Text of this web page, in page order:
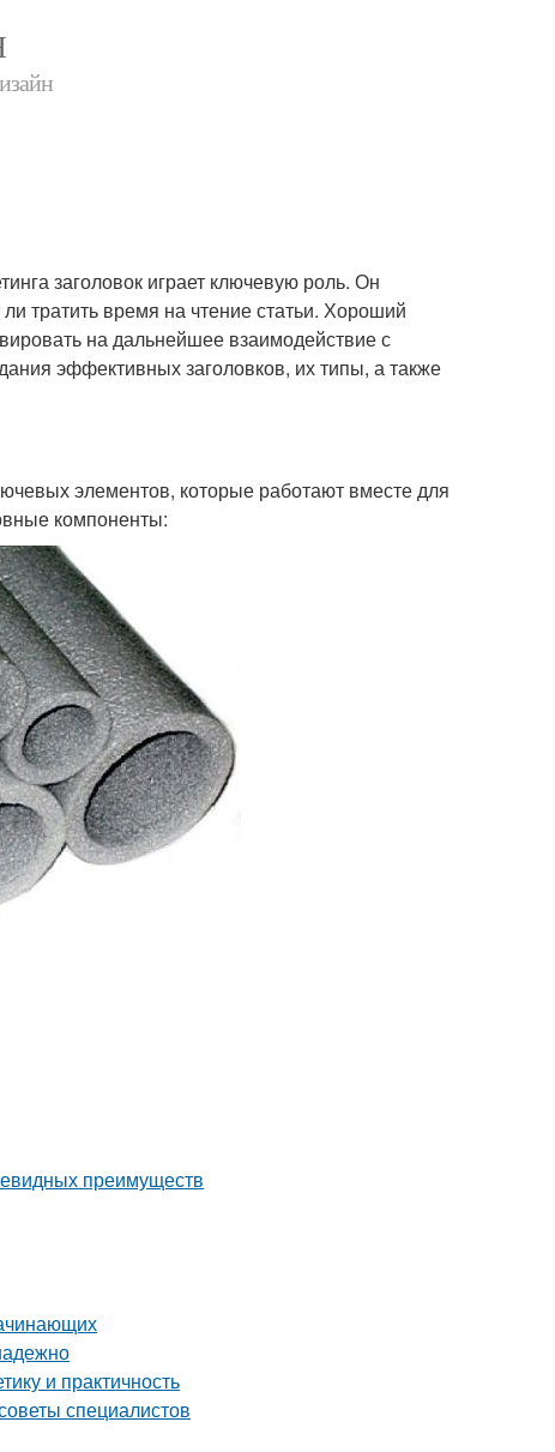
заголовок играет ключевую роль. Он
тратить время на чтение статьи. Хороший
на дальнейшее взаимодействие с
эффективных заголовков, их типы, а также
элементов, которые работают вместе для
компоненты:
преимуществ
и практичность
специалистов